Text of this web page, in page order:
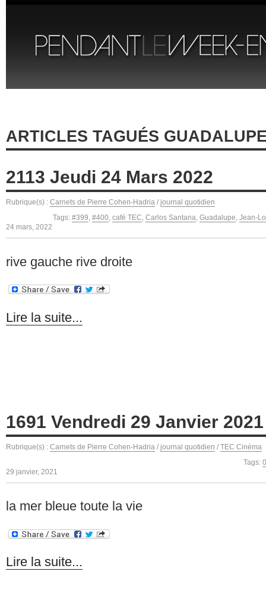
ARTICLES TAGUÉS
2113 Jeudi 24 Mars 2022
Rubrique(s) : Carnets de Pierre Cohen-Hadria / journal quotidien
Tags: #399, #400, café TEC, Carlos Santana, Guadalupe, Jean-
24 mars, 2022
rive gauche rive droite
Lire la suite...
1691 Vendredi 29 Janvier 2021
Rubrique(s) : Carnets de Pierre Cohen-Hadria / journal quotidien / TEC Cinéma
Tags:
29 janvier, 2021
la mer bleue toute la vie
Lire la suite...